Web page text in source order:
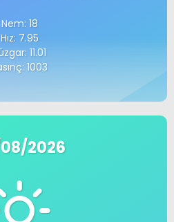
Nem: 18
Hız: 7.95
11.01
1003
2026